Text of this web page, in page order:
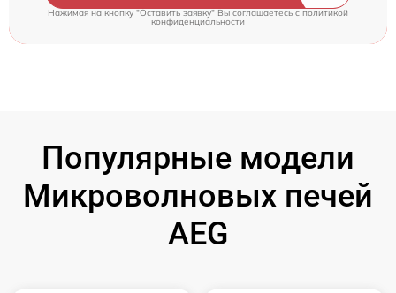
Нажимая на кнопку "Оставить заявку" Вы соглашаетесь c политикой
конфиденциальности
Популярные модели
Микроволновых печей
AEG